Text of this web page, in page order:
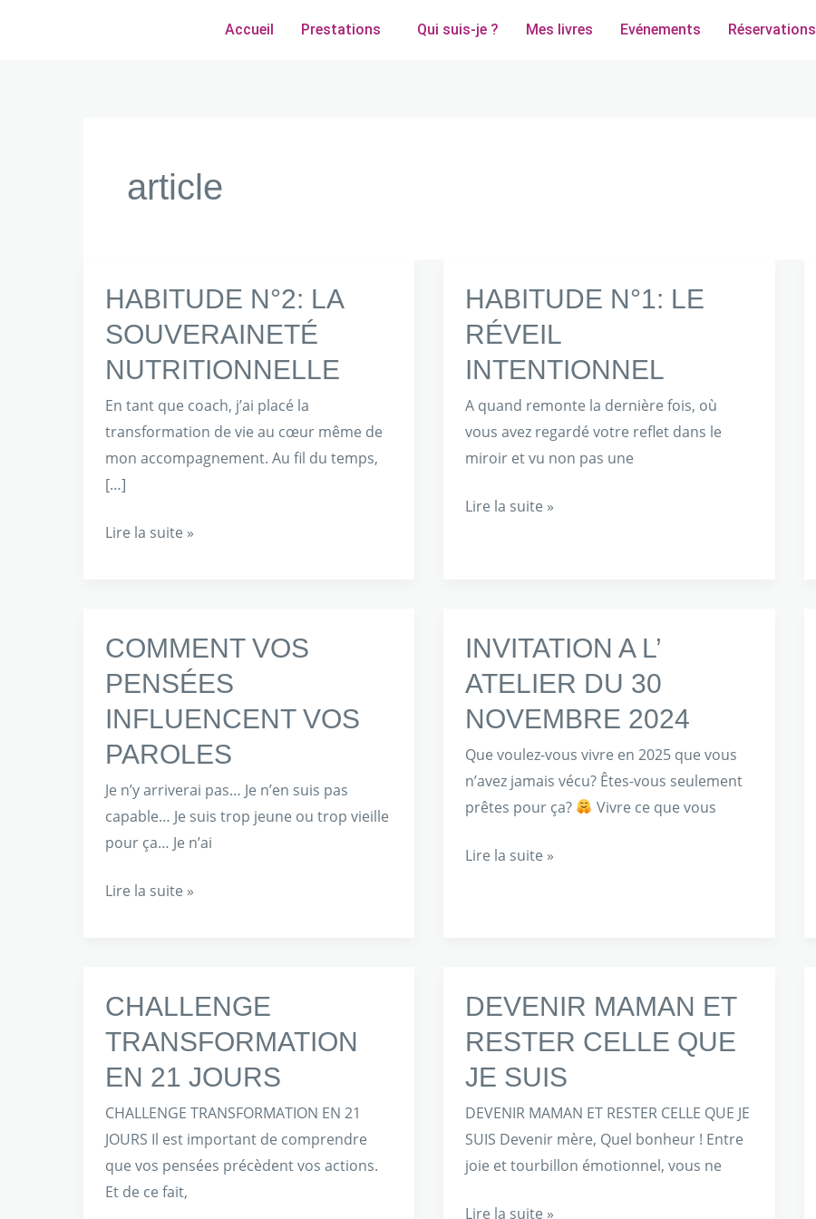
Accueil Prestations Qui suis-je ? Mes livres Evénements Réservations
article
HABITUDE N°2: LA
SOUVERAINETÉ
NUTRITIONNELLE
En tant que coach, j’ai placé la
transformation de vie au cœur même de
mon accompagnement. Au fil du temps,
[…]
HABITUDE
LA
SOUVERAINETÉ
NUTRITIONNELLE
Lire la suite »
HABITUDE N°1: LE
RÉVEIL
INTENTIONNEL
A quand remonte la dernière fois, où
vous avez regardé votre reflet dans le
miroir et vu non pas une
HABITUDE
N°1:
LE
RÉVEIL
INTENTIONNEL
Lire la suite »
COMMENT VOS
PENSÉES
INFLUENCENT VOS
PAROLES
Je n’y arriverai pas… Je n’en suis pas
capable… Je suis trop jeune ou trop vieille
pour ça… Je n’ai
COMMENT
PENSÉES
INFLUENCENT
VOS
Lire la suite »
INVITATION A L’
ATELIER DU 30
NOVEMBRE 2024
Que voulez-vous vivre en 2025 que vous
n’avez jamais vécu? Êtes-vous seulement
prêtes pour ça?
Vivre ce que vous
INVITATION
L’
ATELIER
DU
30
NOVEMBRE
Lire la suite »
CHALLENGE
TRANSFORMATION
EN 21 JOURS
CHALLENGE TRANSFORMATION EN 21
JOURS Il est important de comprendre
que vos pensées précèdent vos actions.
Et de ce fait,
CHALLENGE
EN
21
JOURS
DEVENIR MAMAN ET
RESTER CELLE QUE
JE SUIS
DEVENIR MAMAN ET RESTER CELLE QUE JE
SUIS Devenir mère, Quel bonheur ! Entre
joie et tourbillon émotionnel, vous ne
DEVENIR
ET
RESTER
CELLE
QUE
JE
Lire la suite »